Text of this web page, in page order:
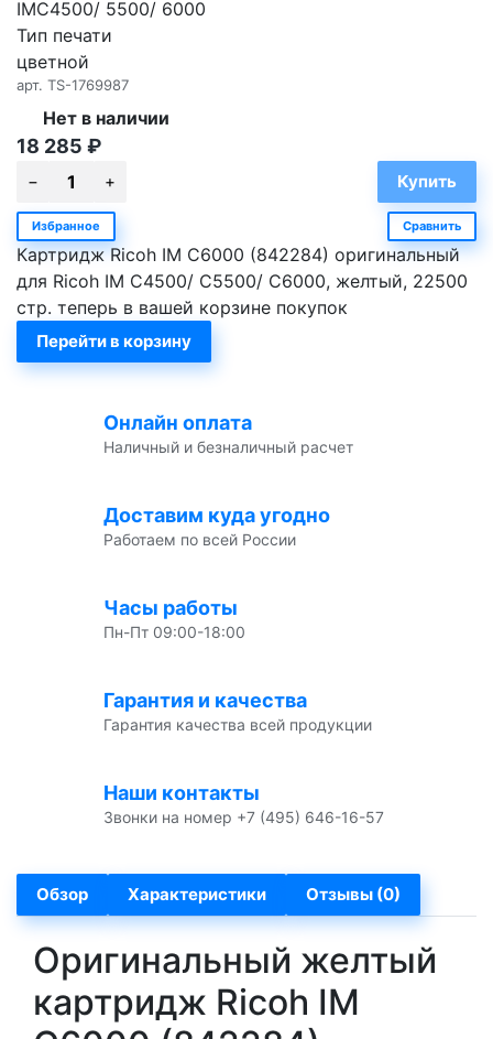
IMC4500/ 5500/ 6000
Тип печати
цветной
арт. TS-1769987
Нет в наличии
18 285 ₽
Избранное Сравнить
Картридж Ricoh IM C6000 (842284) оригинальный
для Ricoh IM C4500/ C5500/ C6000, желтый, 22500
стр. теперь в вашей корзине покупок
Перейти в корзину
Онлайн оплата
Наличный и безналичный расчет
Доставим куда угодно
Работаем по всей России
Часы работы
Пн-Пт 09:00-18:00
Гарантия и качества
Гарантия качества всей продукции
Наши контакты
Звонки на номер +7 (495) 646-16-57
Обзор Характеристики Отзывы (0)
Оригинальный желтый
картридж Ricoh IM